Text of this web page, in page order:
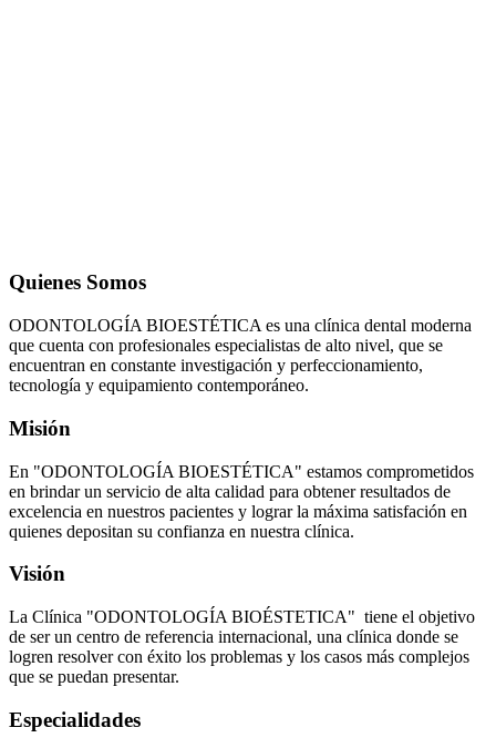
Quienes Somos
ODONTOLOGÍA BIOESTÉTICA es una clínica dental moderna
que cuenta con profesionales especialistas de alto nivel, que se
encuentran en constante investigación y perfeccionamiento,
tecnología y equipamiento contemporáneo.
Misión
En "ODONTOLOGÍA BIOESTÉTICA" estamos comprometidos
en brindar un servicio de alta calidad para obtener resultados de
excelencia en nuestros pacientes y lograr la máxima satisfación en
quienes depositan su confianza en nuestra clínica.
Visión
La Clínica "ODONTOLOGÍA BIOÉSTETICA" tiene el objetivo
de ser un centro de referencia internacional, una clínica donde se
logren resolver con éxito los problemas y los casos más complejos
que se puedan presentar.
Especialidades